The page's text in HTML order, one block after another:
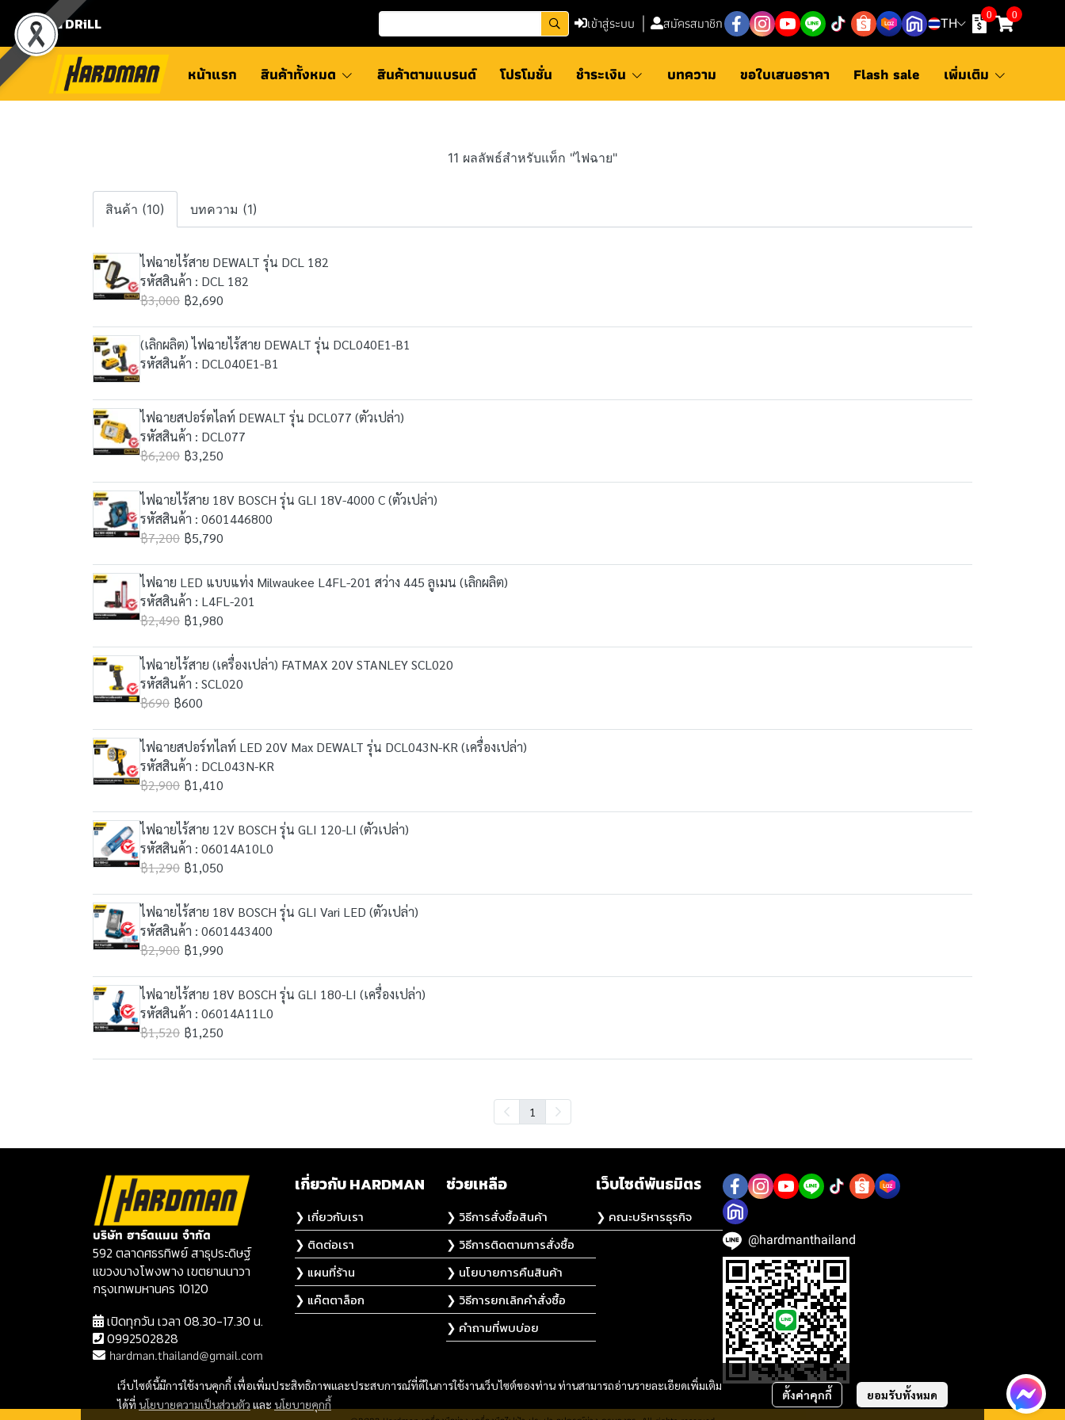
⛾ DRiLL เข้าสู่ระบบ สมัครสมาชิก TH
0 0
หน้าแรก สินค้าทั้งหมด สินค้าตามแบรนด์ โปรโมชั่น ชำระเงิน บทความ ขอใบเสนอราคา Flash sale เพิ่มเติม
11 ผลลัพธ์สำหรับแท็ก "ไฟฉาย"
สินค้า (10) บทความ (1)
ไฟฉายไร้สาย DEWALT รุ่น DCL 182
รหัสสินค้า : DCL 182
฿3,000 ฿2,690
(เลิกผลิต) ไฟฉายไร้สาย DEWALT รุ่น DCL040E1-B1
รหัสสินค้า : DCL040E1-B1
ไฟฉายสปอร์ตไลท์ DEWALT รุ่น DCL077 (ตัวเปล่า)
รหัสสินค้า : DCL077
฿6,200 ฿3,250
ไฟฉายไร้สาย 18V BOSCH รุ่น GLI 18V-4000 C (ตัวเปล่า)
รหัสสินค้า : 0601446800
฿7,200 ฿5,790
ไฟฉาย LED แบบแท่ง Milwaukee L4FL-201 สว่าง 445 ลูเมน (เลิกผลิต)
รหัสสินค้า : L4FL-201
฿2,490 ฿1,980
ไฟฉายไร้สาย (เครื่องเปล่า) FATMAX 20V STANLEY SCL020
รหัสสินค้า : SCL020
฿690 ฿600
ไฟฉายสปอร์ทไลท์ LED 20V Max DEWALT รุ่น DCL043N-KR (เครื่องเปล่า)
รหัสสินค้า : DCL043N-KR
฿2,900 ฿1,410
ไฟฉายไร้สาย 12V BOSCH รุ่น GLI 120-LI (ตัวเปล่า)
รหัสสินค้า : 06014A10L0
฿1,290 ฿1,050
ไฟฉายไร้สาย 18V BOSCH รุ่น GLI Vari LED (ตัวเปล่า)
รหัสสินค้า : 0601443400
฿2,900 ฿1,990
ไฟฉายไร้สาย 18V BOSCH รุ่น GLI 180-LI (เครื่องเปล่า)
รหัสสินค้า : 06014A11L0
฿1,520 ฿1,250
1
เว็บไซต์นี้มีการใช้งานคุกกี้ เพื่อเพิ่มประสิทธิภาพและประสบการณ์ที่ดีในการใช้งานเว็บไซต์ของท่าน ท่านสามารถอ่านรายละเอียดเพิ่มเติม
ได้ที่ นโยบายความเป็นส่วนตัว และ นโยบายคุกกี้
ตั้งค่าคุกกี้ ยอมรับทั้งหมด
บริษัท ฮาร์ดแมน จำกัด
592 ตลาดศธรทิพย์ สาธุประดิษฐ์
แขวงบางโพงพาง เขตยานนาวา
กรุงเทพมหานคร 10120
เปิดทุกวัน เวลา 08.30-17.30 น.
0992502828
hardman.thailand@gmail.com
เกี่ยวกับ HARDMAN
❯ เกี่ยวกับเรา
❯ ติดต่อเรา
❯ แผนที่ร้าน
❯ แค๊ตตาล็อก
ช่วยเหลือ
❯ วิธีการสั่งซื้อสินค้า
❯ วิธีการติดตามการสั่งซื้อ
❯ นโยบายการคืนสินค้า
❯ วิธีการยกเลิกคำสั่งซื้อ
❯ คำถามที่พบบ่อย
เว็บไซต์พันธมิตร
❯ คณะบริหารธุรกิจ
@hardmanthailand